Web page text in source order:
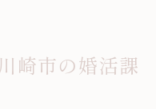
の役割と課題発見
崎市の婚活課